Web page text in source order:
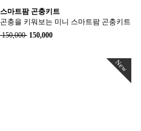
스마트팜 곤충키트
곤충을 키워보는 미니 스마트팜 곤충키트
150,000 150,000
New